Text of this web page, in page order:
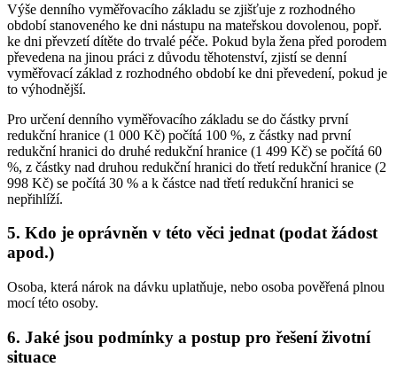
Výše denního vyměřovacího základu se zjišťuje z rozhodného
období stanoveného ke dni nástupu na mateřskou dovolenou, popř.
ke dni převzetí dítěte do trvalé péče. Pokud byla žena před porodem
převedena na jinou práci z důvodu těhotenství, zjistí se denní
vyměřovací základ z rozhodného období ke dni převedení, pokud je
to výhodnější.
Pro určení denního vyměřovacího základu se do částky první
redukční hranice (1 000 Kč) počítá 100 %, z částky nad první
redukční hranici do druhé redukční hranice (1 499 Kč) se počítá 60
%, z částky nad druhou redukční hranici do třetí redukční hranice (2
998 Kč) se počítá 30 % a k částce nad třetí redukční hranici se
nepřihlíží.
5. Kdo je oprávněn v této věci jednat (podat žádost
apod.)
Osoba, která nárok na dávku uplatňuje, nebo osoba pověřená plnou
mocí této osoby.
6. Jaké jsou podmínky a postup pro řešení životní
situace